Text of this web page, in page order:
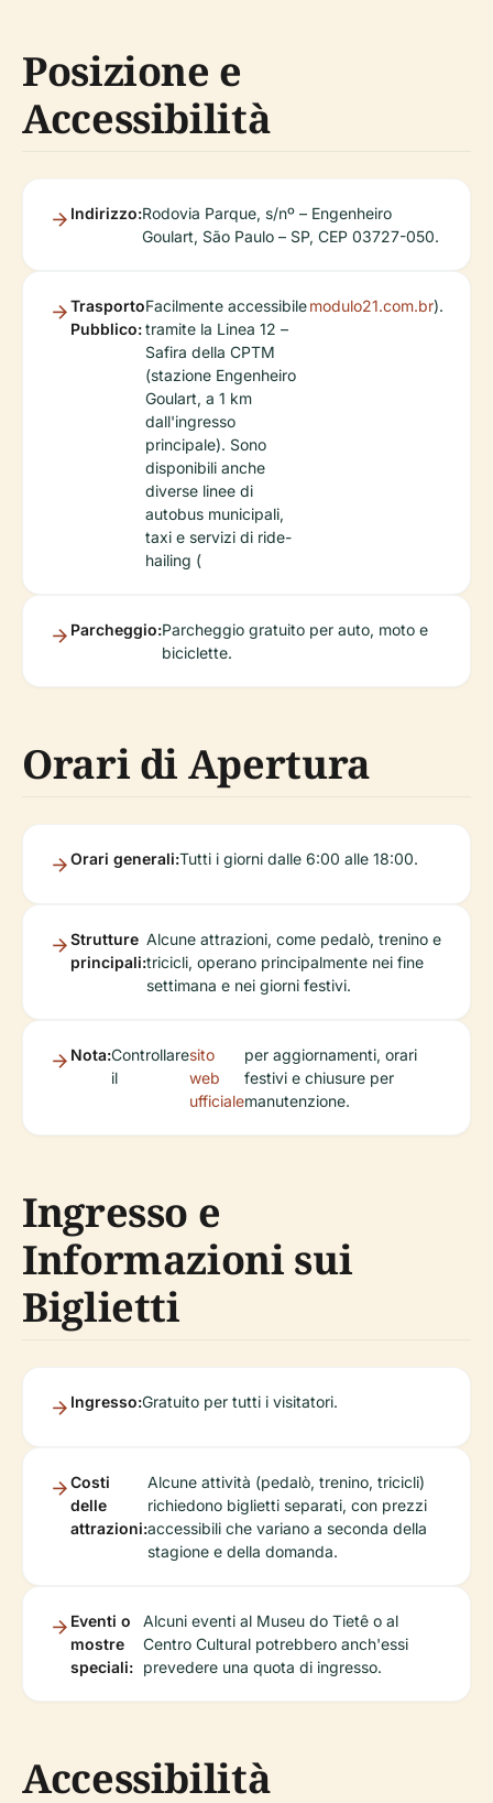
Posizione e
Accessibilità
Indirizzo:Rodovia Parque, s/nº – Engenheiro
Goulart, São Paulo – SP, CEP 03727-050.
Trasporto
Pubblico:
Facilmente accessibile
tramite la Linea 12 –
Safira della CPTM
(stazione Engenheiro
Goulart, a 1 km
dall'ingresso
principale). Sono
disponibili anche
diverse linee di
autobus municipali,
taxi e servizi di ride-
hailing (
modulo21.com.br).
Parcheggio:Parcheggio gratuito per auto, moto e
biciclette.
Orari di Apertura
Orari generali:Tutti i giorni dalle 6:00 alle 18:00.
Strutture
principali:
Alcune attrazioni, come pedalò, trenino e
tricicli, operano principalmente nei fine
settimana e nei giorni festivi.
Nota:Controllare
il
sito
web
ufficiale
per aggiornamenti, orari
festivi e chiusure per
manutenzione.
Ingresso e
Informazioni sui
Biglietti
Ingresso:Gratuito per tutti i visitatori.
Costi
delle
attrazioni:
Alcune attività (pedalò, trenino, tricicli)
richiedono biglietti separati, con prezzi
accessibili che variano a seconda della
stagione e della domanda.
Eventi o
mostre
speciali:
Alcuni eventi al Museu do Tietê o al
Centro Cultural potrebbero anch'essi
prevedere una quota di ingresso.
Accessibilità